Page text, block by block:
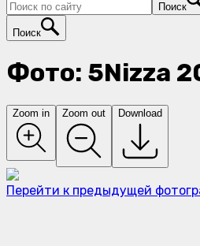
Поиск
Поиск
Фото: 5Nizza
Zoom in Zoom out Download
Перейти к предыдущей